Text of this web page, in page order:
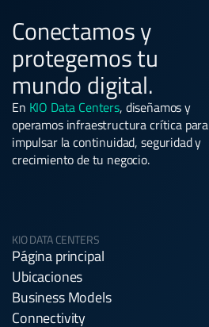
Conectamos y
protegemos tu
mundo digital.
En KIO Data Centers, diseñamos y
operamos infraestructura crítica para
impulsar la continuidad, seguridad y
crecimiento de tu negocio.
KIO DATA CENTERS
Página principal
Ubicaciones
Business Models
Connectivity